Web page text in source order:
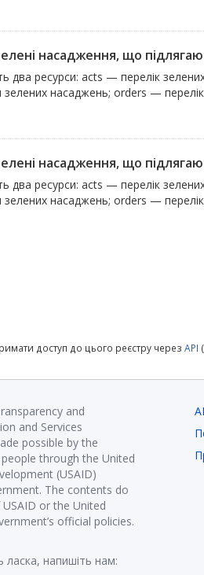
насадження, що
два ресурси: acts — перелік
насаджень; orders — перелік
насадження, що
два ресурси: acts — перелік
насаджень; orders — перелік
доступ до цього реєстру через API
and
and Services
possible by the
through the United
(USAID)
The contents do
or the United
official policies.
напишіть нам: